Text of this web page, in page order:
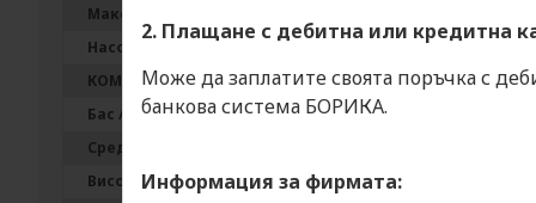
2. Плащане с дебитна или кредитна
Може да заплатите своята поръчка с
банкова система БОРИКА.
Информация за фирмата:
Максимално звуково налягане пик / Max. SPL peak
Насоченост (хор. х верт.) / Dispersion (HxV)
КОМПОНЕНТИ / COMPONENTS
Бас / Low Frequency
Средни / Mid Frequency
Високи / High Frequency